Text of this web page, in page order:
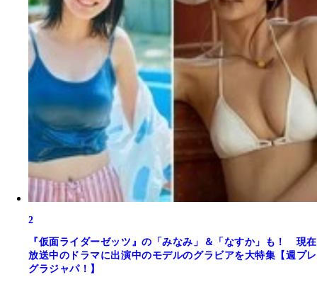
2
『仮面ライダーゼッツ』の「みなみ」＆「なすか」も！ 現在
放送中のドラマに出演中のモデルのグラビアを大特集【週プレ
グラジャパ！】